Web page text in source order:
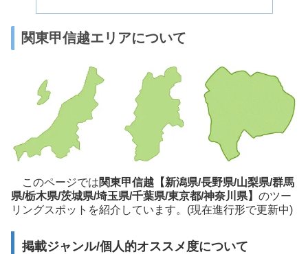
関東甲信越エリアについて
このページでは関東甲信越【新潟県/長野県/山梨県/群馬
県/栃木県/茨城県/埼玉県/千葉県/東京都/神奈川県】 のツー
リングスポットを紹介しています。(現在進行形で更新中)
掲載ジャンル/個人的オススメ度について